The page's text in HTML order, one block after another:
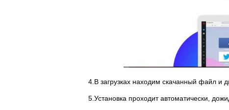
4.В загрузках находим скачанный файл и
5.Установка проходит автоматически,